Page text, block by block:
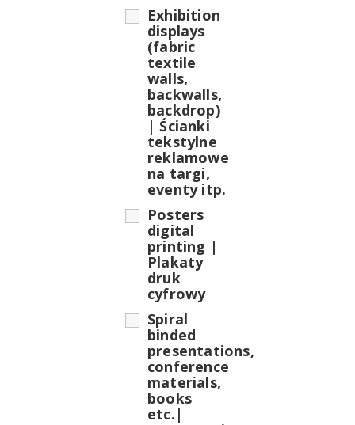
Exhibition
displays
(fabric
textile
walls,
backwalls,
backdrop)
| Ścianki
tekstylne
reklamowe
na targi,
eventy itp.
Posters
digital
printing |
Plakaty
druk
cyfrowy
Spiral
binded
presentations,
conference
materials,
books
etc.|